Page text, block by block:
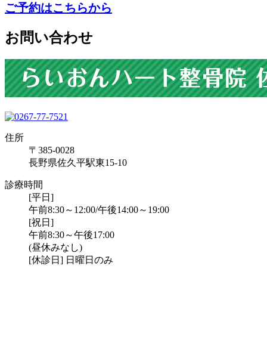
ご予約はこちらから
お問い合わせ
住所
〒385-0028
長野県佐久平駅東15-10
診療時間
[平日]
午前8:30～12:00/午後14:00～19:00
[祝日]
午前8:30～午後17:00
(昼休みなし)
[休診日] 日曜日のみ